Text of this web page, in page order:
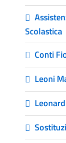
Scolastica
Conti
Leoni